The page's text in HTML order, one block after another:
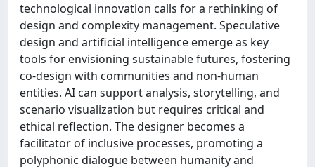
technological innovation calls for a rethinking of
design and complexity management. Speculative
design and artificial intelligence emerge as key
tools for envisioning sustainable futures, fostering
co-design with communities and non-human
entities. AI can support analysis, storytelling, and
scenario visualization but requires critical and
ethical reflection. The designer becomes a
facilitator of inclusive processes, promoting a
polyphonic dialogue between humanity and